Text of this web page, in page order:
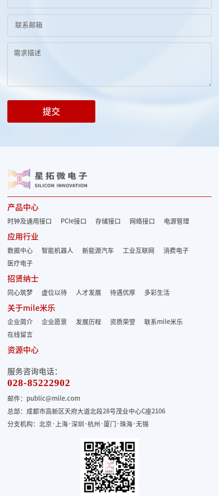
提交
产品中心
时钟及通用接口 PCIe接口 存储接口 网络接口 电源管理
应用行业
数据中心 智能机器人 新能源汽车 工业互联网
消费电子
医疗电子
招贤纳士
同心筑梦 虚位以待 人才发展 待遇优厚 多彩生活
关于mile米乐
企业简介 企业愿景 发展历程 资质荣誉
联系mile米乐
在线留言
资源中心
服务咨询电话：
028-85222902
邮件：public@mile.com
总部：成都市高新区天府大道北段28号茂业中心C座2106
分支机构：北京·上海·深圳·杭州·厦门·珠海·无锡